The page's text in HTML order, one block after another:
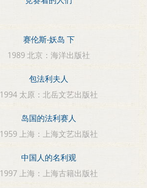
赛伦斯-妖岛 下
1989 北京：海洋出版社
包法利夫人
1994 太原：北岳文艺出版社
岛国的法利赛人
1959 上海：上海文艺出版社
中国人的名利观
1997 上海：上海古籍出版社